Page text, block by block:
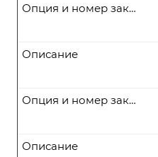
Опция и номер заказа
Описание
Опция и номер заказа
Описание